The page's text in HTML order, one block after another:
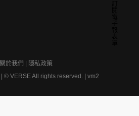
關於我們 | 隱私政策
| © VERSE All rights reserved. | vm2